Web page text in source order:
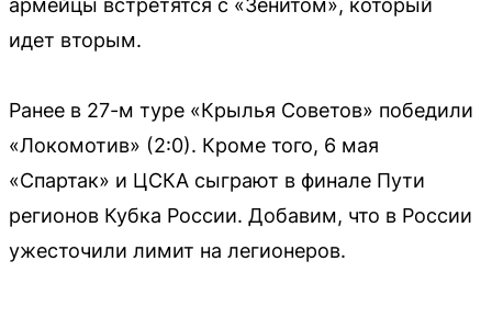
армейцы встретятся с «Зенитом», который
идет вторым.
Ранее в 27-м туре «Крылья Советов» победили
«Локомотив» (2:0). Кроме того, 6 мая
«Спартак» и ЦСКА сыграют в финале Пути
регионов Кубка России. Добавим, что в России
ужесточили лимит на легионеров.